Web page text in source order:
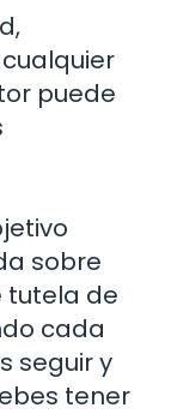
puede
sobre
tutela de
cada
seguir y
tener